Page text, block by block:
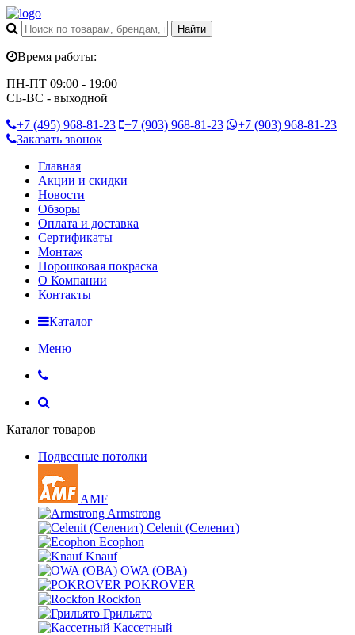
Время работы:
ПН-ПТ 09:00 - 19:00
СБ-ВС - выходной
+7 (495) 968-81-23 +7 (903) 968-81-23 +7 (903) 968-81-23
Заказать звонок
Главная
Акции и скидки
Новости
Обзоры
Оплата и доставка
Сертификаты
Монтаж
Порошковая покраска
О Компании
Контакты
Каталог
Меню
Каталог товаров
Подвесные потолки
AMF
Armstrong
Celenit (Селенит)
Ecophon
Knauf
OWA (ОВА)
POKROVER
Rockfon
Грильято
Кассетный